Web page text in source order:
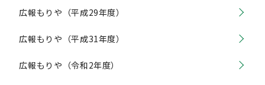
広報もりや（平成29年度）
広報もりや（平成31年度）
広報もりや（令和2年度）